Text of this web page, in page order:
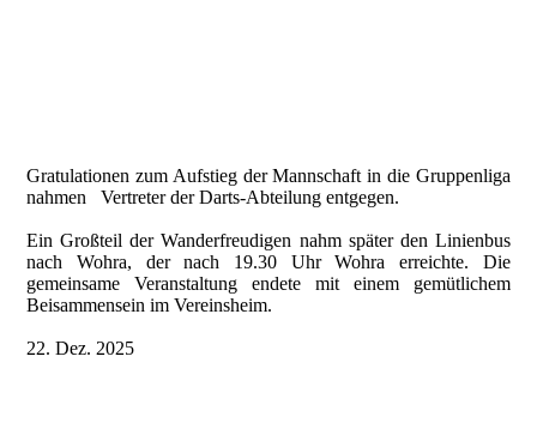
Gratulationen zum Aufstieg der Mannschaft in die Gruppenliga
nahmen Vertreter der Darts-Abteilung entgegen.
Ein Großteil der Wanderfreudigen nahm später den Linienbus
nach Wohra, der nach 19.30 Uhr Wohra erreichte. Die
gemeinsame Veranstaltung endete mit einem gemütlichem
Beisammensein im Vereinsheim.
22. Dez. 2025